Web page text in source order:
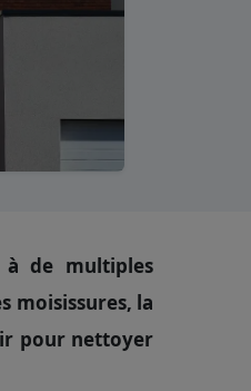
à de multiples
moisissures, la
pour nettoyer